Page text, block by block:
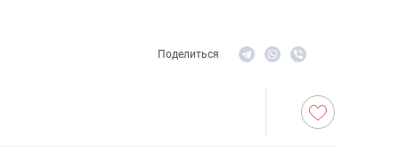
Поделиться